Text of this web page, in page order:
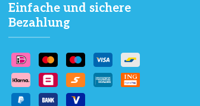
Einfache und sichere
Bezahlung